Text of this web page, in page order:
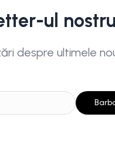
ul nostru
despre ultimele